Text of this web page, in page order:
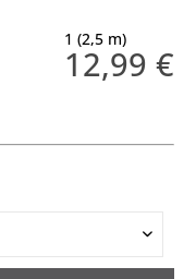
1 (2,5 m)
12,99 €